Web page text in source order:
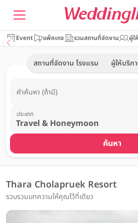
Event แพ็คเกจ รวมสถานที่จัดงาน ผู้ใ
สถานที่จัดงาน โรงแรม ผู้ให้บริก
คำค้นหา (ถ้ามี)
ประเภท
ค้นหา
Thara Cholapruek Resort
รวบรวมบทความให้คุณไว้ที่เดียว